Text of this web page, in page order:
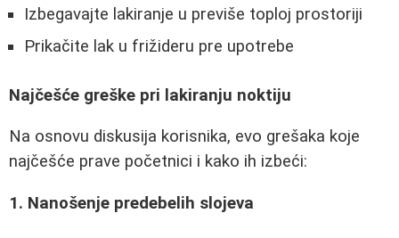
Izbegavajte lakiranje u previše toploj prostoriji
Prikačite lak u frižideru pre upotrebe
Najčešće greške pri lakiranju noktiju
Na osnovu diskusija korisnika, evo grešaka koje
najčešće prave početnici i kako ih izbeći:
1. Nanošenje predebelih slojeva